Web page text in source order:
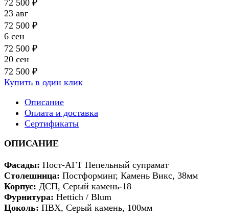
72 500 ₽
23 авг
72 500 ₽
6 сен
72 500 ₽
20 сен
72 500 ₽
Купить в один клик
Описание
Оплата и доставка
Сертификаты
ОПИСАНИЕ
Фасады: Пост-АГТ Пепельный супрамат
Столешница: Постформинг, Камень Викс, 38мм
Корпус: ДСП, Серый камень-18
Фурнитура: Hettich / Blum
Цоколь: ПВХ, Серый камень, 100мм